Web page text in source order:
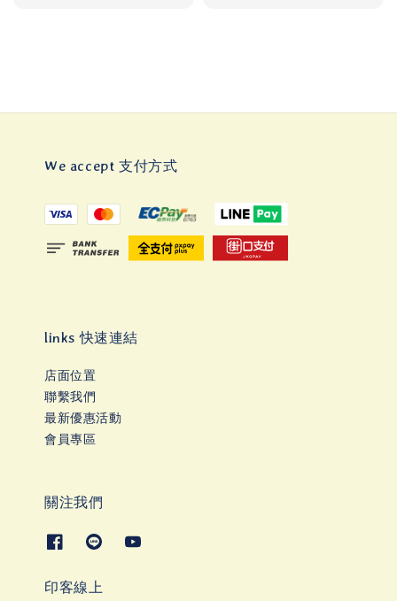
We accept 支付方式
links 快速連結
店面位置
聯繫我們
最新優惠活動
會員專區
關注我們
印客線上